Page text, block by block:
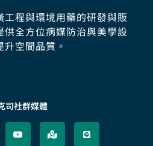
程與環境用藥的研發與販
全方位病媒防治與美學設
空間品質。
司社群媒體
o
u
a
p
-
i
n
e